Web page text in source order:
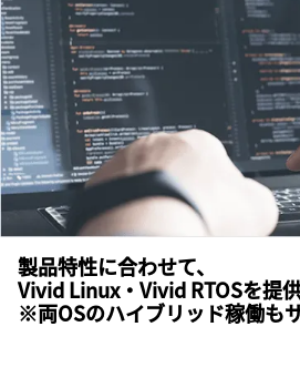
製品特性に合わせて、
Vivid Linux・Vivid RTOSを提
※両OSのハイブリッド稼働も